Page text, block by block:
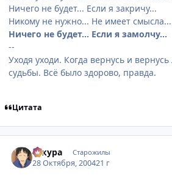
Ничего не будет... Если я закричу...
Никому не нужно... Не имеет
Ничего не будет... Если я замолчу...
--
Уходя уходи. Когда вернусь и
судьбы. Всё было здорово, правда.
Цитата
сакура Старожилы
28 Октября, 200421 г